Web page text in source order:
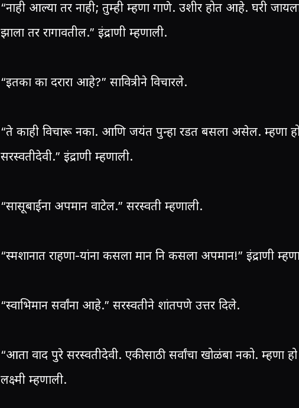
“नाही आल्या तर नाही; तुम्ही म्हणा गाणे. उशीर होत आहे. घरी
झाला तर रागावतील.” इंद्राणी म्हणाली.
“इतका का दरारा आहे?” सावित्रीने विचारले.
“ते काही विचारू नका. आणि जयंत पुन्हा रडत बसला असेल. म्हणा
सरस्वतीदेवी.” इंद्राणी म्हणाली.
“सासूबाईंना अपमान वाटेल.” सरस्वती म्हणाली.
“स्मशानात राहणा-यांना कसला मान नि कसला अपमान!” इंद्राणी
“स्वाभिमान सर्वांना आहे.” सरस्वतीने शांतपणे उत्तर दिले.
“आता वाद पुरे सरस्वतीदेवी. एकीसाठी सर्वांचा खोळंबा नको. म्हणा
लक्ष्मी म्हणाली.